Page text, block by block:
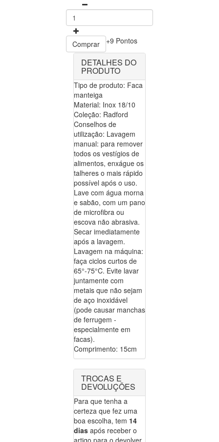
Comprar +9 Pontos
DETALHES DO
PRODUTO
Tipo de produto: Faca
manteiga
Material: Inox 18/10
Coleção: Radford
Conselhos de
utilização: Lavagem
manual: para remover
todos os vestígios de
alimentos, enxágue os
talheres o mais rápido
possível após o uso.
Lave com água morna
e sabão, com um pano
de microfibra ou
escova não abrasiva.
Secar imediatamente
após a lavagem.
Lavagem na máquina:
faça ciclos curtos de
65°-75°C. Evite lavar
juntamente com
metais que não sejam
de aço inoxidável
(pode causar manchas
de ferrugem -
especialmente em
facas).
Comprimento: 15cm
TROCAS E
DEVOLUÇÕES
Para que tenha a
certeza que fez uma
boa escolha, tem 14
dias após receber o